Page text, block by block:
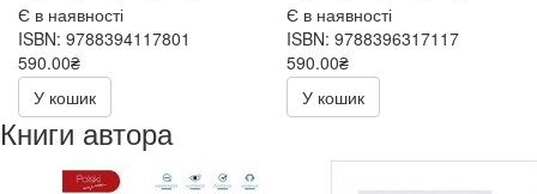
Є в наявності
ISBN: 9788394117801
590.00₴
У кошик
Є в наявності
ISBN: 9788396317117
590.00₴
У кошик
Книги автора